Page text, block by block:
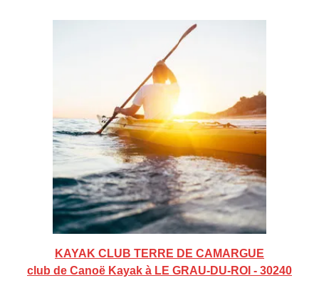
KAYAK CLUB TERRE DE CAMARGUE
club de Canoë Kayak à LE GRAU-DU-ROI - 30240